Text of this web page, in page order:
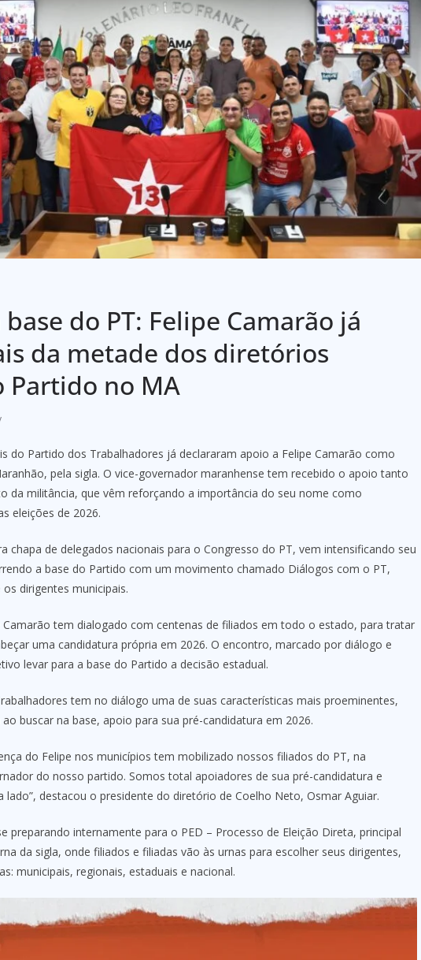
do PT: Felipe Camarão já
da metade dos diretórios
no MA
do Partido dos Trabalhadores já declararam apoio a Felipe Camarão como
pela sigla. O vice-governador maranhense tem recebido o apoio tanto
da militância, que vêm reforçando a importância do seu nome como
eleições de 2026.
chapa de delegados nacionais para o Congresso do PT, vem intensificando seu
a base do Partido com um movimento chamado Diálogos com o PT,
dirigentes municipais.
Camarão tem dialogado com centenas de filiados em todo o estado, para tratar
uma candidatura própria em 2026. O encontro, marcado por diálogo e
levar para a base do Partido a decisão estadual.
tem no diálogo uma de suas características mais proeminentes,
buscar na base, apoio para sua pré-candidatura em 2026.
do Felipe nos municípios tem mobilizado nossos filiados do PT, na
do nosso partido. Somos total apoiadores de sua pré-candidatura e
destacou o presidente do diretório de Coelho Neto, Osmar Aguiar.
preparando internamente para o PED – Processo de Eleição Direta, principal
da sigla, onde filiados e filiadas vão às urnas para escolher seus dirigentes,
municipais, regionais, estaduais e nacional.